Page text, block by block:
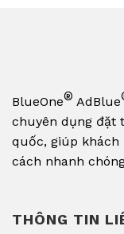
BlueOne® AdBlue
chuyên dụng đặt
quốc, giúp khách
cách nhanh
THÔNG TIN